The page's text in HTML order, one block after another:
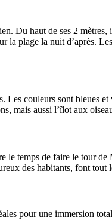
Du haut de ses 2
la plage la nuit d’après.
Les couleurs sont bleues
mais aussi l’îlot aux
temps de faire le tour
des habitants, font tout
pour une immersion